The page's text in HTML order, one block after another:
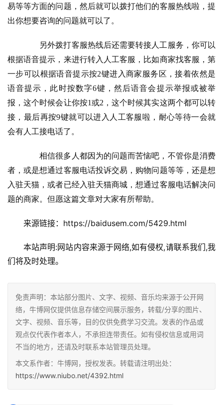
易等等方面的问题，然后就可以拨打他们的客服热线啦，提
出你想要咨询的问题就可以了。
另外拨打客服热线后还需要转接人工服务，你可以
根据语音提示，来进行转入人工客服，比如商家找客服，第
一步可以根据语音提示按2键进入商家服务区，接着依然是
语音提示，此时按数字6键，然后语音会提示举报或被举
报，这个时候会让你按1或2，这个时候其实这两个都可以转
接，最后再按9键就可以进入人工客服啦，耐心等待一会就
会有人工接电话了。
相信很多人都因为的问题而苦恼吧，不管你是消费
者，或是想通过客服电话投诉交易，购物问题等等，还是想
入驻天猫，或者已经入驻天猫商城，想通过客服电话解决问
题的商家。但愿这篇文章对大家有所帮助。
来源链接：https://baidusem.com/5429.html
本站声明:网站内容来源于网络,如有侵权,请联系我们,我
们将及时处理。
免责声明：本站部分图片、文字、视频、音乐均来源于公开网
络，牛博网仅提供信息存储空间展示服务，转载/分享的图片、
文字、视频、音乐等，目的仅供免费学习交流。发表的作品或
观点仅代表作者本人，不承担连带责任。如有侵权信息或用词
不当的地方，还请及时联系本站管理员处理。
本文系作者：牛博网，授权发表。转载请注明出处：
https://www.niubo.net/4392.html